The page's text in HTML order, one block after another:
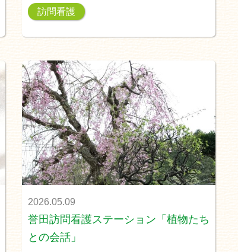
訪問看護
2026.05.09
誉田訪問看護ステーション「植物たち
との会話」